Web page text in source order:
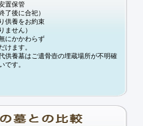
置保管
了後に合祀）
供養をお約束
ません ）
にかかわらず
けます。
供養墓はご遺骨壺の埋蔵場所が不明確
です。